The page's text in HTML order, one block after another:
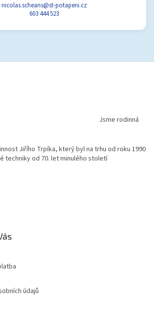
nicolas.scheans@st-potapeni.cz
603 444 523
Jsme rodinná
Jiřího Trpíka, který byl na trhu od roku 1990
techniky od 70. let minulého století
údajů